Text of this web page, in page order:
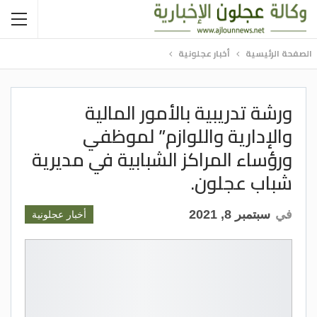
الصفحة الرئيسية أخبار عجلونية
ورشة تدريبية بالأمور المالية
والإدارية واللوازم” لموظفي
ورؤساء المراكز الشبابية في مديرية
شباب عجلون.
أخبار عجلونية في سبتمبر 8, 2021